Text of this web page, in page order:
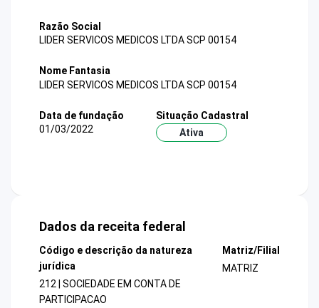
Razão Social
LIDER SERVICOS MEDICOS LTDA SCP 00154
Nome Fantasia
LIDER SERVICOS MEDICOS LTDA SCP 00154
Data de fundação
01/03/2022
Situação Cadastral
Ativa
Dados da receita federal
Código e descrição da natureza
jurídica
212 | SOCIEDADE EM CONTA DE
PARTICIPACAO
Matriz/Filial
MATRIZ